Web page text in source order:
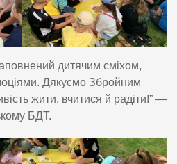
дитячим сміхом,
Дякуємо Збройним
жити, вчитися й радіти!” —
БДТ.